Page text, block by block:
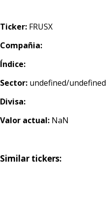
Ticker: FRUSX
Compañia:
Índice:
Sector: undefined/undefined
Divisa:
Valor actual: NaN
Similar tickers: